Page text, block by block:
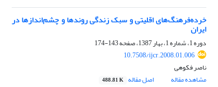
خرده‌‌‌‌‌فرهنگ‌های اقلیتی و سبک زندگی روندها و چشم‌اندازها در
ایران
دوره 1، شماره 1، بهار 1387، صفحه
143-174
10.7508/ijcr.2008.01.006
ناصر فکوهی
مشاهده مقاله
اصل مقاله 488.81 K